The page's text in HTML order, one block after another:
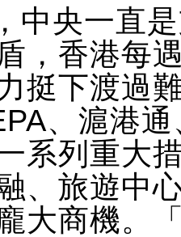
中央一直
，香港每
挺下渡過
、滬港
系列重大
、旅遊中
大商機。